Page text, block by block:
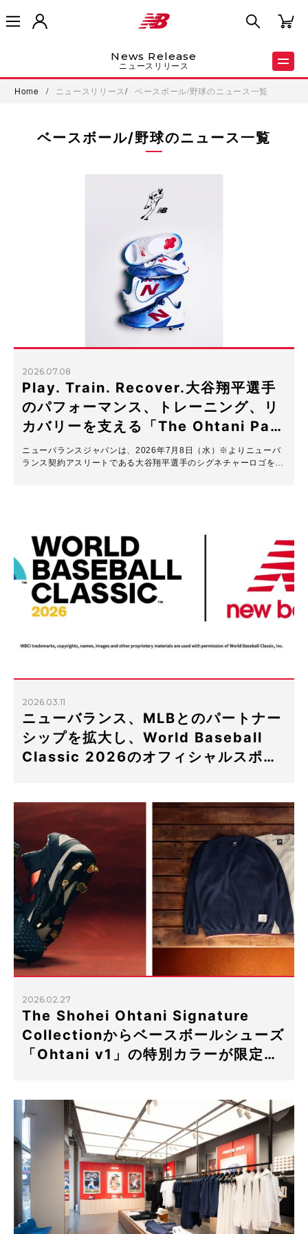
News Release
ニュースリリース
Home / ニュースリリース/ ベースボール/野球のニュース一覧
ベースボール/野球のニュース一覧
2026.07.08
Play. Train. Recover.大谷翔平選手
のパフォーマンス、トレーニング、リ
カバリーを支える「The Ohtani Pa…
ニューバランスジャパンは、2026年7月8日（水）※よりニューバ
ランス契約アスリートである大谷翔平選手のシグネチャーロゴを…
2026.03.11
ニューバランス、MLBとのパートナー
シップを拡大し、World Baseball
Classic 2026のオフィシャルスポ…
2026.02.27
The Shohei Ohtani Signature
Collectionからベースボールシューズ
「Ohtani v1」の特別カラーが限定…